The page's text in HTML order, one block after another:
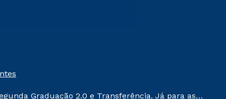
Graduação 2.0 e Transferência. Já para as